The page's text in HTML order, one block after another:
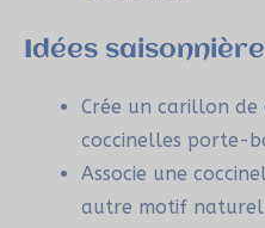
Idées
Crée un carillon de
coccinelles porte-
Associe une
autre motif